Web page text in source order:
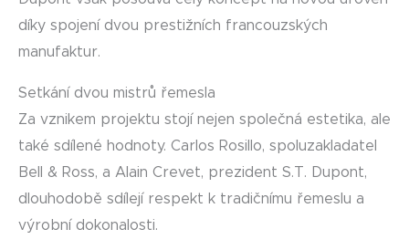
díky spojení dvou prestižních francouzských
manufaktur.
Setkání dvou mistrů řemesla
Za vznikem projektu stojí nejen společná estetika, ale
také sdílené hodnoty. Carlos Rosillo, spoluzakladatel
Bell & Ross, a Alain Crevet, prezident S.T. Dupont,
dlouhodobě sdílejí respekt k tradičnímu řemeslu a
výrobní dokonalosti.